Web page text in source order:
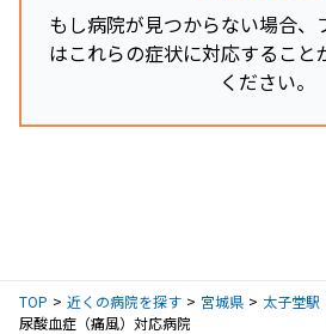
もし病院が見つからない場合、
はこれらの症状に対応すること
ください。
TOP 近くの病院を探す 宮城県 太子堂駅
尿酸血症（痛風）対応病院